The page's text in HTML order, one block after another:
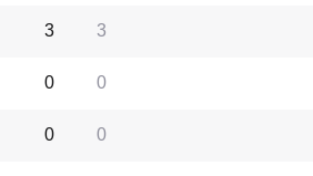
3
3
0
0
0
0